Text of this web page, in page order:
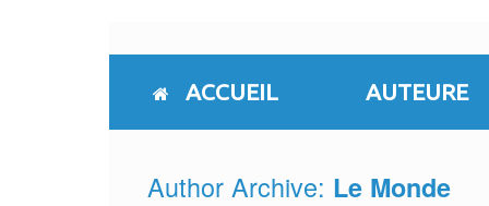
to
ACCUEIL AUTEURE
Author Archive: Le Monde